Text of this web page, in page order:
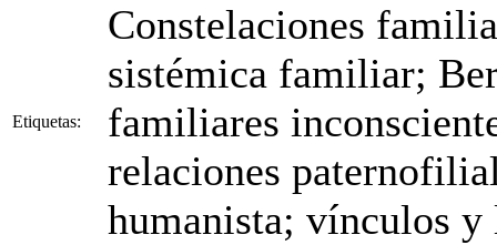
Etiquetas:
Constelaciones
sistémica familiar;
familiares
relaciones
humanista; vínculos